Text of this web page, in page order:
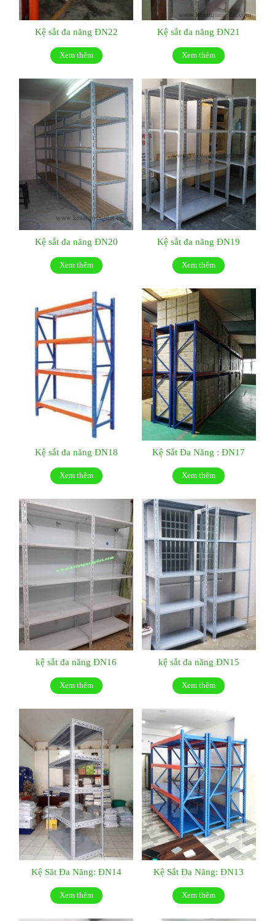
Kệ sắt đa năng ĐN22
Xem thêm
Kệ sắt đa năng ĐN21
Xem thêm
Kệ sắt đa năng ĐN20
Xem thêm
Kệ sắt đa năng ĐN19
Xem thêm
Kệ sắt đa năng ĐN18
Xem thêm
Kệ Sắt Đa Năng : ĐN17
Xem thêm
kệ sắt đa năng ĐN16
Xem thêm
kệ sắt đa năng ĐN15
Xem thêm
Kệ Săt Đa Năng: ĐN14
Xem thêm
Kệ Sắt Đa Năng: ĐN13
Xem thêm